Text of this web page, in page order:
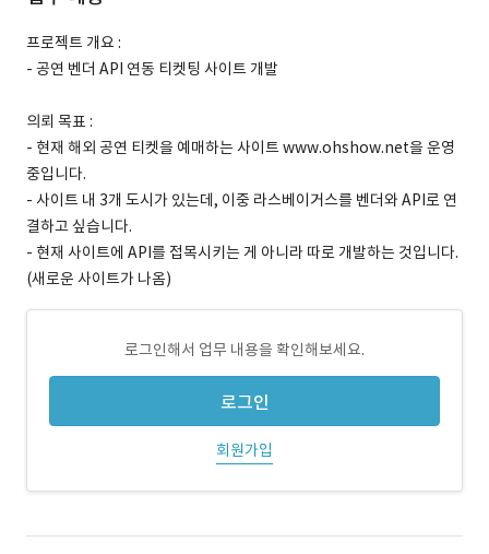
프로젝트 개요 :
- 공연 벤더 API 연동 티켓팅 사이트 개발
의뢰 목표 :
- 현재 해외 공연 티켓을 예매하는 사이트 www.ohshow.net을 운영
중입니다.
- 사이트 내 3개 도시가 있는데, 이중 라스베이거스를 벤더와 API로 연
결하고 싶습니다.
- 현재 사이트에 API를 접목시키는 게 아니라 따로 개발하는 것입니다.
(새로운 사이트가 나옴)
로그인해서 업무 내용을 확인해보세요.
로그인
회원가입